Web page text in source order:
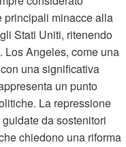
principali minacce alla
Stati Uniti, ritenendo
Los Angeles, come una
una significativa
un punto
La repressione
da sostenitori
chiedono una riforma